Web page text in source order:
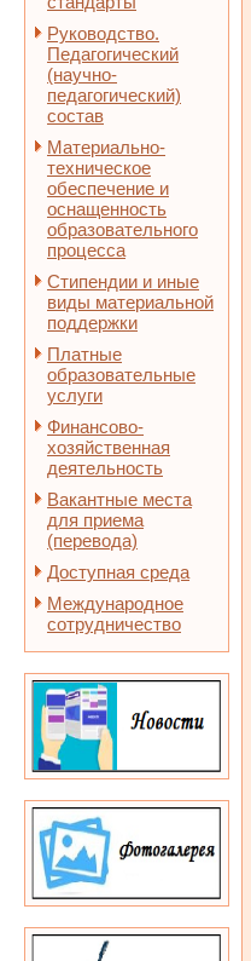
Руководство.
Педагогический
(научно-
педагогический)
состав
Материально-
техническое
обеспечение и
оснащенность
образовательного
процесса
Стипендии и иные
виды материальной
поддержки
Платные
образовательные
услуги
Финансово-
хозяйственная
деятельность
Вакантные места
для приема
(перевода)
Доступная среда
Международное
сотрудничество